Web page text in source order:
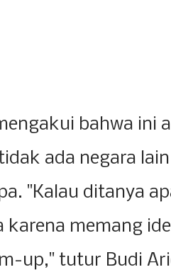
bahwa ini
ada negara
"Kalau ditanya
karena memang
up," tutur Budi